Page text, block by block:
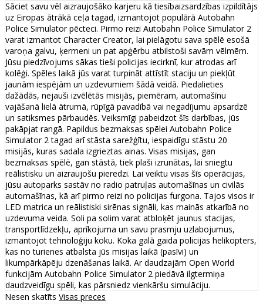
Sāciet savu vēl aizraujošāko karjeru kā tiesībaizsardzības izpildītājs
uz Eiropas ātrākā ceļa tagad, izmantojot populārā Autobahn
Police Simulator pēcteci. Pirmo reizi Autobahn Police Simulator 2
varat izmantot Character Creator, lai pielāgotu sava spēlē esošā
varoņa galvu, ķermeni un pat apģērbu atbilstoši savām vēlmēm.
Jūsu piedzīvojums sākas tieši policijas iecirknī, kur atrodas arī
kolēģi. Spēles laikā jūs varat turpināt attīstīt staciju un piekļūt
jaunām iespējām un uzdevumiem šādā veidā. Piedalieties
dažādās, nejauši izvēlētās misijās, piemēram, automašīnu
vajāšanā lielā ātrumā, rūpīgā pavadībā vai negadījumu apsardzē
un satiksmes pārbaudēs. Veiksmīgi pabeidzot šīs darbības, jūs
pakāpjat rangā. Papildus bezmaksas spēlei Autobahn Police
Simulator 2 tagad arī stāsta sarežģītu, iespaidīgu stāstu 20
misijās, kuras sadala izgrieztas ainas. Visas misijas, gan
bezmaksas spēlē, gan stāstā, tiek plaši izrunātas, lai sniegtu
reālistisku un aizraujošu pieredzi. Lai veiktu visas šīs operācijas,
jūsu autoparks sastāv no radio patruļas automašīnas un civilās
automašīnas, kā arī pirmo reizi no policijas furgona. Tajos visos ir
LED matrica un reālistiski sirēnas signāli, kas mainās atkarībā no
uzdevuma veida. Soli pa solim varat atbloķēt jaunus stacijas,
transportlīdzekļu, aprīkojuma un savu prasmju uzlabojumus,
izmantojot tehnoloģiju koku. Koka galā gaida policijas helikopters,
kas no turienes atbalsta jūs misijas laikā (pasīvi) un
likumpārkāpēju dzenāšanas laikā. Ar daudzajām Open World
funkcijām Autobahn Police Simulator 2 piedāvā ilgtermiņa
daudzveidīgu spēli, kas pārsniedz vienkāršu simulāciju.
Nesen skatīts Visas preces